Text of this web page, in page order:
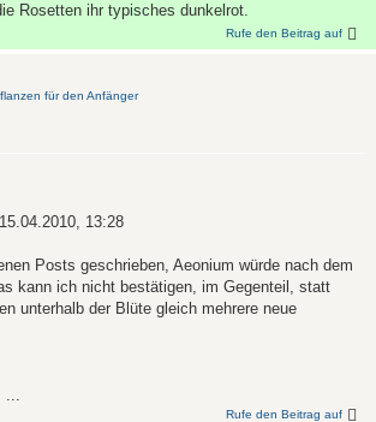
Rosetten ihr typisches dunkelrot.
Rufe den Beitrag auf
für den Anfänger
13:28
Posts geschrieben, Aeonium würde nach dem
kann ich nicht bestätigen, im Gegenteil, statt
unterhalb der Blüte gleich mehrere neue
Rufe den Beitrag auf